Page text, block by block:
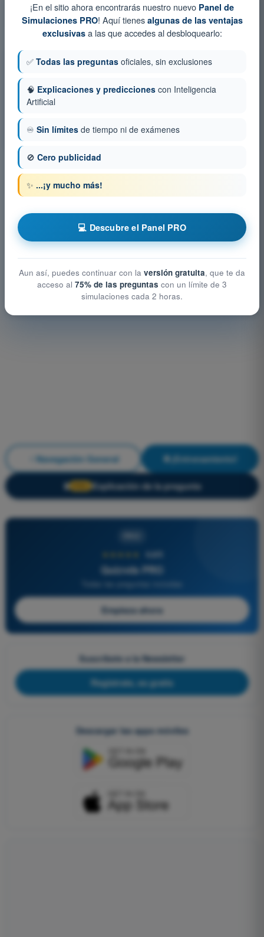
Entrenamiento y simuladores de examen ATPL -
Licencia de Piloto de Transporte de Líneas Aéreas
Simulacro de examen ATPL - Navegación General
Examen en PDF ATPL - Navegación General
Navegación General ¡Entrenamiento!
🔒 Explicación de la pregunta
4,6/5
Quizvds PRO
Empieza ahora
Suscríbete a la Newsletter
Regístrate, es gratis
Descargar las apps móviles
¡En el sitio ahora encontrarás nuestro nuevo Panel de
Simulaciones PRO! Aquí tienes algunas de las ventajas
exclusivasa las que accedes al desbloquearlo:
✅ Todas las preguntas oficiales, sin exclusiones
🧠 Explicaciones y predicciones con Inteligencia
Artificial
♾️ Sin límites de tiempo ni de exámenes
🚫 Cero publicidad
✨ ...¡y mucho más!
💻 Descubre el Panel PRO
Aun así, puedes continuar con la versión gratuita, que te da
acceso al 75% de las preguntas con un límite de 3
simulaciones cada 2 horas.